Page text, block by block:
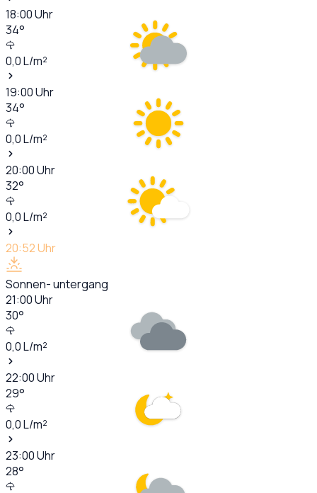
18:00Uhr
34°
0,0L/m²
19:00Uhr
34°
0,0L/m²
20:00Uhr
32°
0,0L/m²
20:52Uhr
Sonnen- untergang
21:00Uhr
30°
0,0L/m²
22:00Uhr
29°
0,0L/m²
23:00Uhr
28°